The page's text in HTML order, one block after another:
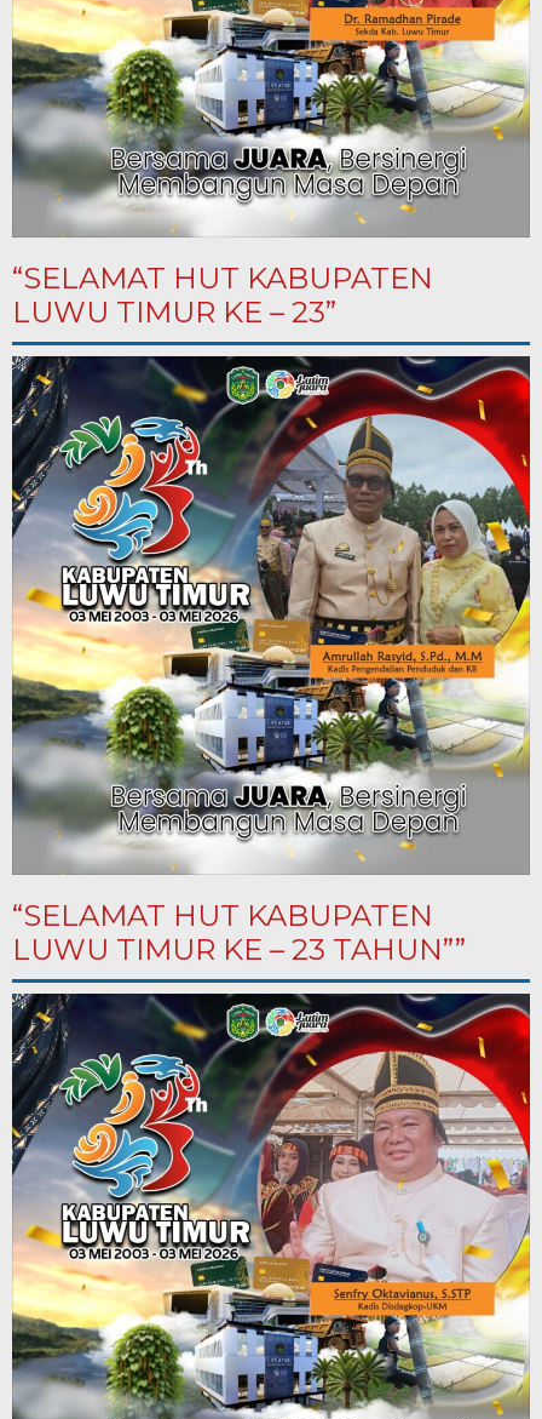
“SELAMAT HUT KABUPATEN
LUWU TIMUR KE – 23”
“SELAMAT HUT KABUPATEN
LUWU TIMUR KE – 23 TAHUN””